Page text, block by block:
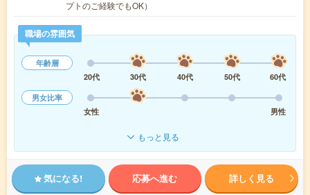
プトのご経験でもOK）
職場の雰囲気
年齢層
20代
30代 40代 50代
60代
男女比率
女性
男性
もっと見る
気になる! 応募へ進む 詳しく見る